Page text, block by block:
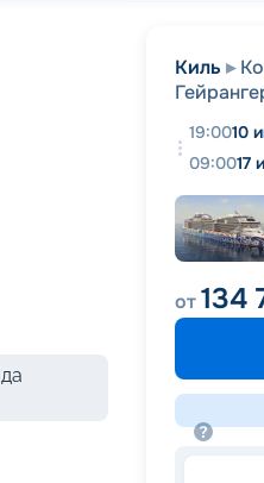
Киль
19:0010
09:0017
от134